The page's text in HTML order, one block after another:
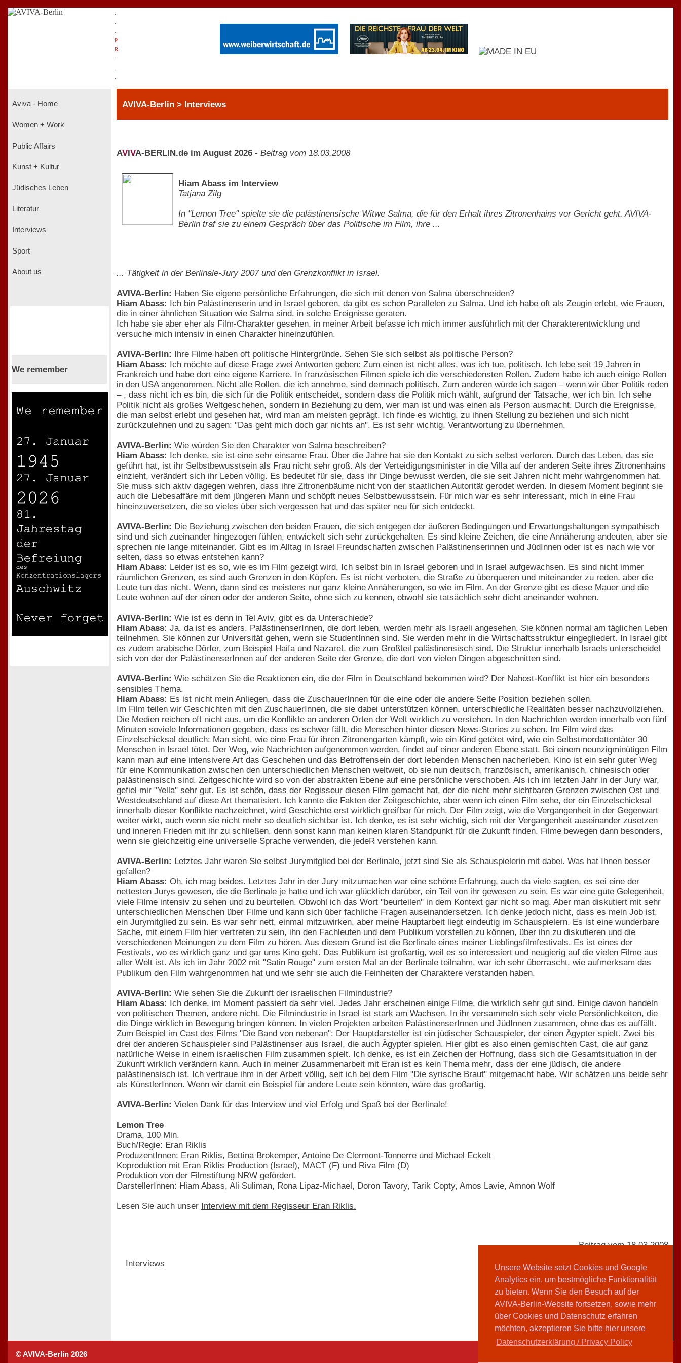
Unsere Website setzt Cookies und Google
Analytics ein, um bestmögliche Funktionalität
zu bieten. Wenn Sie den Besuch auf der
AVIVA-Berlin-Website fortsetzen, sowie mehr
über Cookies und Datenschutz erfahren
möchten, akzeptieren Sie bitte hier unsere
Datenschutzerklärung / Privacy Policy
P
R
Aviva - Home
Women + Work
Public Affairs
Kunst + Kultur
Jüdisches Leben
Literatur
Interviews
Sport
About us
We remember
AVIVA-Berlin > Interviews
AV VA-BERLIN.de im August 2026 - Beitrag vom 18.03.2008
Hiam Abass im Interview
Tatjana Zilg
In "Lemon Tree" spielte sie die palästinensische Witwe Salma, die für den Erhalt ihres Zitronenhains vor Gericht geht. AVIVA-
Berlin traf sie zu einem Gespräch über das Politische im Film, ihre ...
... Tätigkeit in der Berlinale-Jury 2007 und den Grenzkonflikt in Israel.
AVIVA-Berlin: Haben Sie eigene persönliche Erfahrungen, die sich mit denen von Salma überschneiden?
Hiam Abass: Ich bin Palästinenserin und in Israel geboren, da gibt es schon Parallelen zu Salma. Und ich habe oft als Zeugin erlebt, wie Frauen,
die in einer ähnlichen Situation wie Salma sind, in solche Ereignisse geraten.
Ich habe sie aber eher als Film-Charakter gesehen, in meiner Arbeit befasse ich mich immer ausführlich mit der Charakterentwicklung und
versuche mich intensiv in einen Charakter hineinzufühlen.
AVIVA-Berlin: Ihre Filme haben oft politische Hintergründe. Sehen Sie sich selbst als politische Person?
Hiam Abass: Ich möchte auf diese Frage zwei Antworten geben: Zum einen ist nicht alles, was ich tue, politisch. Ich lebe seit 19 Jahren in
Frankreich und habe dort eine eigene Karriere. In französischen Filmen spiele ich die verschiedensten Rollen. Zudem habe ich auch einige Rollen
in den USA angenommen. Nicht alle Rollen, die ich annehme, sind demnach politisch. Zum anderen würde ich sagen – wenn wir über Politik reden
– , dass nicht ich es bin, die sich für die Politik entscheidet, sondern dass die Politik mich wählt, aufgrund der Tatsache, wer ich bin. Ich sehe
Politik nicht als großes Weltgeschehen, sondern in Beziehung zu dem, wer man ist und was einen als Person ausmacht. Durch die Ereignisse,
die man selbst erlebt und gesehen hat, wird man am meisten geprägt. Ich finde es wichtig, zu ihnen Stellung zu beziehen und sich nicht
zurückzulehnen und zu sagen: "Das geht mich doch gar nichts an". Es ist sehr wichtig, Verantwortung zu übernehmen.
AVIVA-Berlin: Wie würden Sie den Charakter von Salma beschreiben?
Hiam Abass: Ich denke, sie ist eine sehr einsame Frau. Über die Jahre hat sie den Kontakt zu sich selbst verloren. Durch das Leben, das sie
geführt hat, ist ihr Selbstbewusstsein als Frau nicht sehr groß. Als der Verteidigungsminister in die Villa auf der anderen Seite ihres Zitronenhains
einzieht, verändert sich ihr Leben völlig. Es bedeutet für sie, dass ihr Dinge bewusst werden, die sie seit Jahren nicht mehr wahrgenommen hat.
Sie muss sich aktiv dagegen wehren, dass ihre Zitronenbäume nicht von der staatlichen Autorität gerodet werden. In diesem Moment beginnt sie
auch die Liebesaffäre mit dem jüngeren Mann und schöpft neues Selbstbewusstsein. Für mich war es sehr interessant, mich in eine Frau
hineinzuversetzen, die so vieles über sich vergessen hat und das später neu für sich entdeckt.
AVIVA-Berlin: Die Beziehung zwischen den beiden Frauen, die sich entgegen der äußeren Bedingungen und Erwartungshaltungen sympathisch
sind und sich zueinander hingezogen fühlen, entwickelt sich sehr zurückgehalten. Es sind kleine Zeichen, die eine Annäherung andeuten, aber sie
sprechen nie lange miteinander. Gibt es im Alltag in Israel Freundschaften zwischen Palästinenserinnen und JüdInnen oder ist es nach wie vor
selten, dass so etwas entstehen kann?
Hiam Abass: Leider ist es so, wie es im Film gezeigt wird. Ich selbst bin in Israel geboren und in Israel aufgewachsen. Es sind nicht immer
räumlichen Grenzen, es sind auch Grenzen in den Köpfen. Es ist nicht verboten, die Straße zu überqueren und miteinander zu reden, aber die
Leute tun das nicht. Wenn, dann sind es meistens nur ganz kleine Annäherungen, so wie im Film. An der Grenze gibt es diese Mauer und die
Leute wohnen auf der einen oder der anderen Seite, ohne sich zu kennen, obwohl sie tatsächlich sehr dicht aneinander wohnen.
AVIVA-Berlin: Wie ist es denn in Tel Aviv, gibt es da Unterschiede?
Hiam Abass: Ja, da ist es anders. PalästinenserInnen, die dort leben, werden mehr als Israeli angesehen. Sie können normal am täglichen Leben
teilnehmen. Sie können zur Universität gehen, wenn sie StudentInnen sind. Sie werden mehr in die Wirtschaftsstruktur eingegliedert. In Israel gibt
es zudem arabische Dörfer, zum Beispiel Haifa und Nazaret, die zum Großteil palästinensisch sind. Die Struktur innerhalb Israels unterscheidet
sich von der der PalästinenserInnen auf der anderen Seite der Grenze, die dort von vielen Dingen abgeschnitten sind.
AVIVA-Berlin: Wie schätzen Sie die Reaktionen ein, die der Film in Deutschland bekommen wird? Der Nahost-Konflikt ist hier ein besonders
sensibles Thema.
Hiam Abass: Es ist nicht mein Anliegen, dass die ZuschauerInnen für die eine oder die andere Seite Position beziehen sollen.
Im Film teilen wir Geschichten mit den ZuschauerInnen, die sie dabei unterstützen können, unterschiedliche Realitäten besser nachzuvollziehen.
Die Medien reichen oft nicht aus, um die Konflikte an anderen Orten der Welt wirklich zu verstehen. In den Nachrichten werden innerhalb von fünf
Minuten soviele Informationen gegeben, dass es schwer fällt, die Menschen hinter diesen News-Stories zu sehen. Im Film wird das
Einzelschicksal deutlich: Man sieht, wie eine Frau für ihren Zitronengarten kämpft, wie ein Kind getötet wird, wie ein Selbstmordattentäter 30
Menschen in Israel tötet. Der Weg, wie Nachrichten aufgenommen werden, findet auf einer anderen Ebene statt. Bei einem neunzigminütigen Film
kann man auf eine intensivere Art das Geschehen und das Betroffensein der dort lebenden Menschen nacherleben. Kino ist ein sehr guter Weg
für eine Kommunikation zwischen den unterschiedlichen Menschen weltweit, ob sie nun deutsch, französisch, amerikanisch, chinesisch oder
palästinensisch sind. Zeitgeschichte wird so von der abstrakten Ebene auf eine persönliche verschoben. Als ich im letzten Jahr in der Jury war,
gefiel mir "Yella" sehr gut. Es ist schön, dass der Regisseur diesen Film gemacht hat, der die nicht mehr sichtbaren Grenzen zwischen Ost und
Westdeutschland auf diese Art thematisiert. Ich kannte die Fakten der Zeitgeschichte, aber wenn ich einen Film sehe, der ein Einzelschicksal
innerhalb dieser Konflikte nachzeichnet, wird Geschichte erst wirklich greifbar für mich. Der Film zeigt, wie die Vergangenheit in der Gegenwart
weiter wirkt, auch wenn sie nicht mehr so deutlich sichtbar ist. Ich denke, es ist sehr wichtig, sich mit der Vergangenheit auseinander zusetzen
und inneren Frieden mit ihr zu schließen, denn sonst kann man keinen klaren Standpunkt für die Zukunft finden. Filme bewegen dann besonders,
wenn sie gleichzeitig eine universelle Sprache verwenden, die jedeR verstehen kann.
AVIVA-Berlin: Letztes Jahr waren Sie selbst Jurymitglied bei der Berlinale, jetzt sind Sie als Schauspielerin mit dabei. Was hat Ihnen besser
gefallen?
Hiam Abass: Oh, ich mag beides. Letztes Jahr in der Jury mitzumachen war eine schöne Erfahrung, auch da viele sagten, es sei eine der
nettesten Jurys gewesen, die die Berlinale je hatte und ich war glücklich darüber, ein Teil von ihr gewesen zu sein. Es war eine gute Gelegenheit,
viele Filme intensiv zu sehen und zu beurteilen. Obwohl ich das Wort "beurteilen" in dem Kontext gar nicht so mag. Aber man diskutiert mit sehr
unterschiedlichen Menschen über Filme und kann sich über fachliche Fragen auseinandersetzen. Ich denke jedoch nicht, dass es mein Job ist,
ein Jurymitglied zu sein. Es war sehr nett, einmal mitzuwirken, aber meine Hauptarbeit liegt eindeutig im Schauspielern. Es ist eine wunderbare
Sache, mit einem Film hier vertreten zu sein, ihn den Fachleuten und dem Publikum vorstellen zu können, über ihn zu diskutieren und die
verschiedenen Meinungen zu dem Film zu hören. Aus diesem Grund ist die Berlinale eines meiner Lieblingsfilmfestivals. Es ist eines der
Festivals, wo es wirklich ganz und gar ums Kino geht. Das Publikum ist großartig, weil es so interessiert und neugierig auf die vielen Filme aus
aller Welt ist. Als ich im Jahr 2002 mit "Satin Rouge" zum ersten Mal an der Berlinale teilnahm, war ich sehr überrascht, wie aufmerksam das
Publikum den Film wahrgenommen hat und wie sehr sie auch die Feinheiten der Charaktere verstanden haben.
AVIVA-Berlin: Wie sehen Sie die Zukunft der israelischen Filmindustrie?
Hiam Abass: Ich denke, im Moment passiert da sehr viel. Jedes Jahr erscheinen einige Filme, die wirklich sehr gut sind. Einige davon handeln
von politischen Themen, andere nicht. Die Filmindustrie in Israel ist stark am Wachsen. In ihr versammeln sich sehr viele Persönlichkeiten, die
die Dinge wirklich in Bewegung bringen können. In vielen Projekten arbeiten PalästinenserInnen und JüdInnen zusammen, ohne das es auffällt.
Zum Beispiel im Cast des Films "Die Band von nebenan": Der Hauptdarsteller ist ein jüdischer Schauspieler, der einen Ägypter spielt. Zwei bis
drei der anderen Schauspieler sind Palästinenser aus Israel, die auch Ägypter spielen. Hier gibt es also einen gemischten Cast, die auf ganz
natürliche Weise in einem israelischen Film zusammen spielt. Ich denke, es ist ein Zeichen der Hoffnung, dass sich die Gesamtsituation in der
Zukunft wirklich verändern kann. Auch in meiner Zusammenarbeit mit Eran ist es kein Thema mehr, dass der eine jüdisch, die andere
palästinensisch ist. Ich vertraue ihm in der Arbeit völlig, seit ich bei dem Film "Die syrische Braut" mitgemacht habe. Wir schätzen uns beide sehr
als KünstlerInnen. Wenn wir damit ein Beispiel für andere Leute sein könnten, wäre das großartig.
AVIVA-Berlin: Vielen Dank für das Interview und viel Erfolg und Spaß bei der Berlinale!
Lemon Tree
Drama, 100 Min.
Buch/Regie: Eran Riklis
ProduzentInnen: Eran Riklis, Bettina Brokemper, Antoine De Clermont-Tonnerre und Michael Eckelt
Koproduktion mit Eran Riklis Production (Israel), MACT (F) und Riva Film (D)
Produktion von der Filmstiftung NRW gefördert.
DarstellerInnen: Hiam Abass, Ali Suliman, Rona Lipaz-Michael, Doron Tavory, Tarik Copty, Amos Lavie, Amnon Wolf
Lesen Sie auch unser Interview mit dem Regisseur Eran Riklis.
Interviews
Beitrag vom 18.03.2008
AVIVA-Redaktion
Teilen
© AVIVA-Berlin 2026